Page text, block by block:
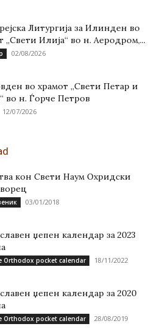
Литургија за Илинден во
„Свети Илија“ во н. Аеродром,...
02/08/2026
во храмот „Свети Петар и
во н. Ѓорче Петров
12/07/2026
кон Свети Наум Охридски
03/01/2018
џепен календар за 2023
Orthodox pocket calendar 18/11/2022
џепен календар за 2020
Orthodox pocket calendar 28/08/2019